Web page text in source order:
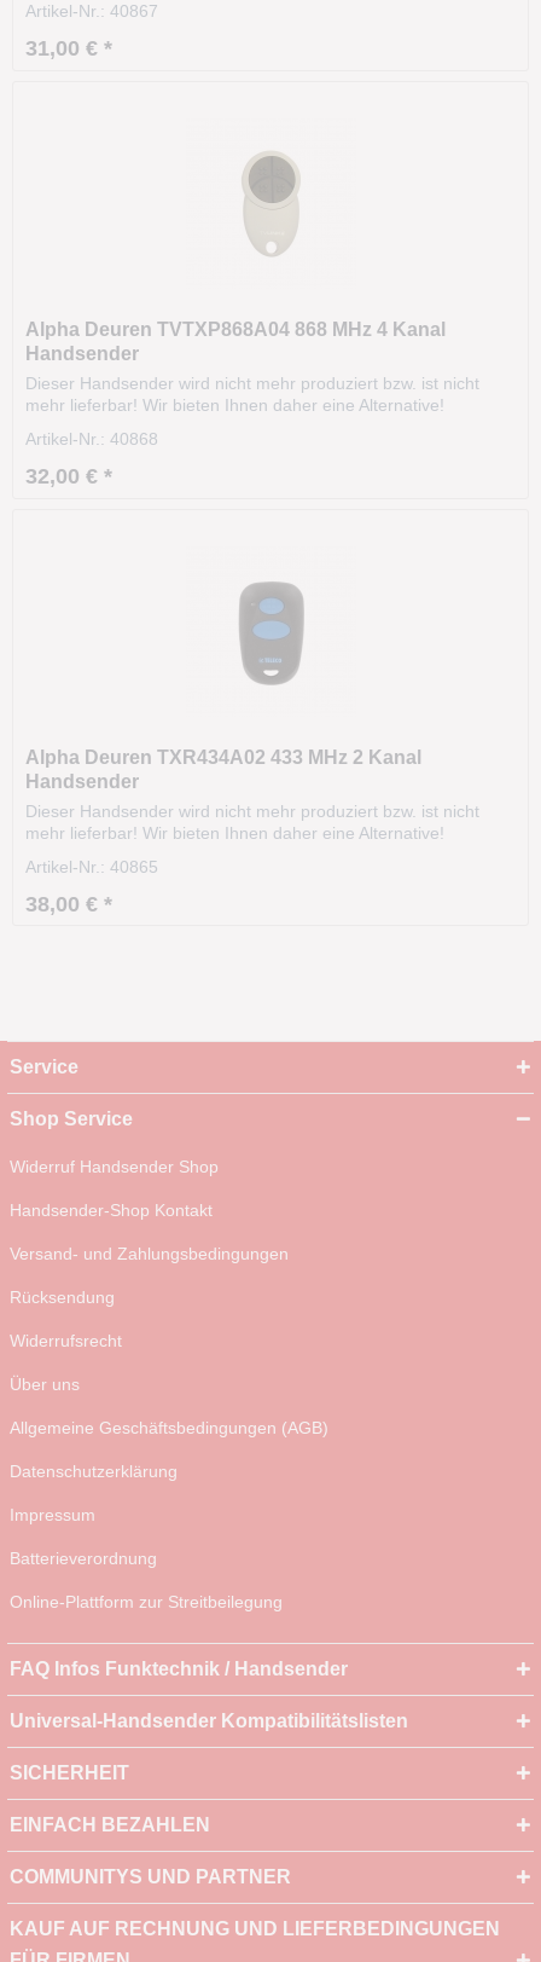
868.300MHz Kanäle: 2 Batterie: CR2032 Codierung:
RollingCode Maße: 60 x 30 x 13 mm Gehäusefarbe: weiß...
Artikel-Nr.: 40867
31,00 € *
Alpha Deuren TVTXP868A04 868 MHz 4 Kanal
Handsender
Dieser Handsender wird nicht mehr produziert bzw. ist nicht
mehr lieferbar! Wir bieten Ihnen daher eine Alternative!
868.300MHz Kanäle: 4 Batterie: CR2032 Codierung:
RollingCode Maße: 60 x 30 x 13 mm Gehäusefarbe: weiß...
Artikel-Nr.: 40868
32,00 € *
Alpha Deuren TXR434A02 433 MHz 2 Kanal
Handsender
Dieser Handsender wird nicht mehr produziert bzw. ist nicht
mehr lieferbar! Wir bieten Ihnen daher eine Alternative!
MHz Kanäle: 2 Batterie: CR2032 Codierung: RollingCode
Maße: 53 x 33 x 11 mm Gehäusefarbe: schwarz...
Artikel-Nr.: 40865
38,00 € *
Service
Shop Service
Widerruf Handsender Shop
Handsender-Shop Kontakt
Versand- und Zahlungsbedingungen
Rücksendung
Widerrufsrecht
Über uns
Allgemeine Geschäftsbedingungen (AGB)
Datenschutzerklärung
Impressum
Batterieverordnung
Online-Plattform zur Streitbeilegung
FAQ Infos Funktechnik / Handsender
Universal-Handsender Kompatibilitätslisten
SICHERHEIT
EINFACH BEZAHLEN
COMMUNITYS UND PARTNER
KAUF AUF RECHNUNG UND LIEFERBEDINGUNGEN